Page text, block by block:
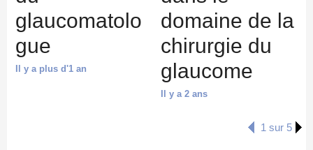
glaucomatolo
gue
Il y a plus d'1 an
domaine de la
chirurgie du
glaucome
Il y a 2 ans
1 sur 5